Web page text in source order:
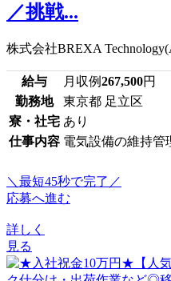
／挑戦...
株式会社BREXA
給与 月収例267,500円
勤務地
東京都 足立区
寮・社宅 あり
仕事内容 電気設備の維持管
＼最短45秒で完了／
応募へ進む
詳しく
見る